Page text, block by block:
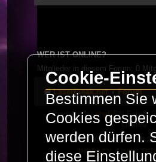
WER IST ONLINE?
Mitglieder in diesem Forum: 0
LaserFreak.net Forum
Powered byphpBB® Forum
Limited
Deutsche Übersetzung
PRIVACY_LINK|
Cookie-
Bestimmen Sie
Cookies
werden dürfen.
diese